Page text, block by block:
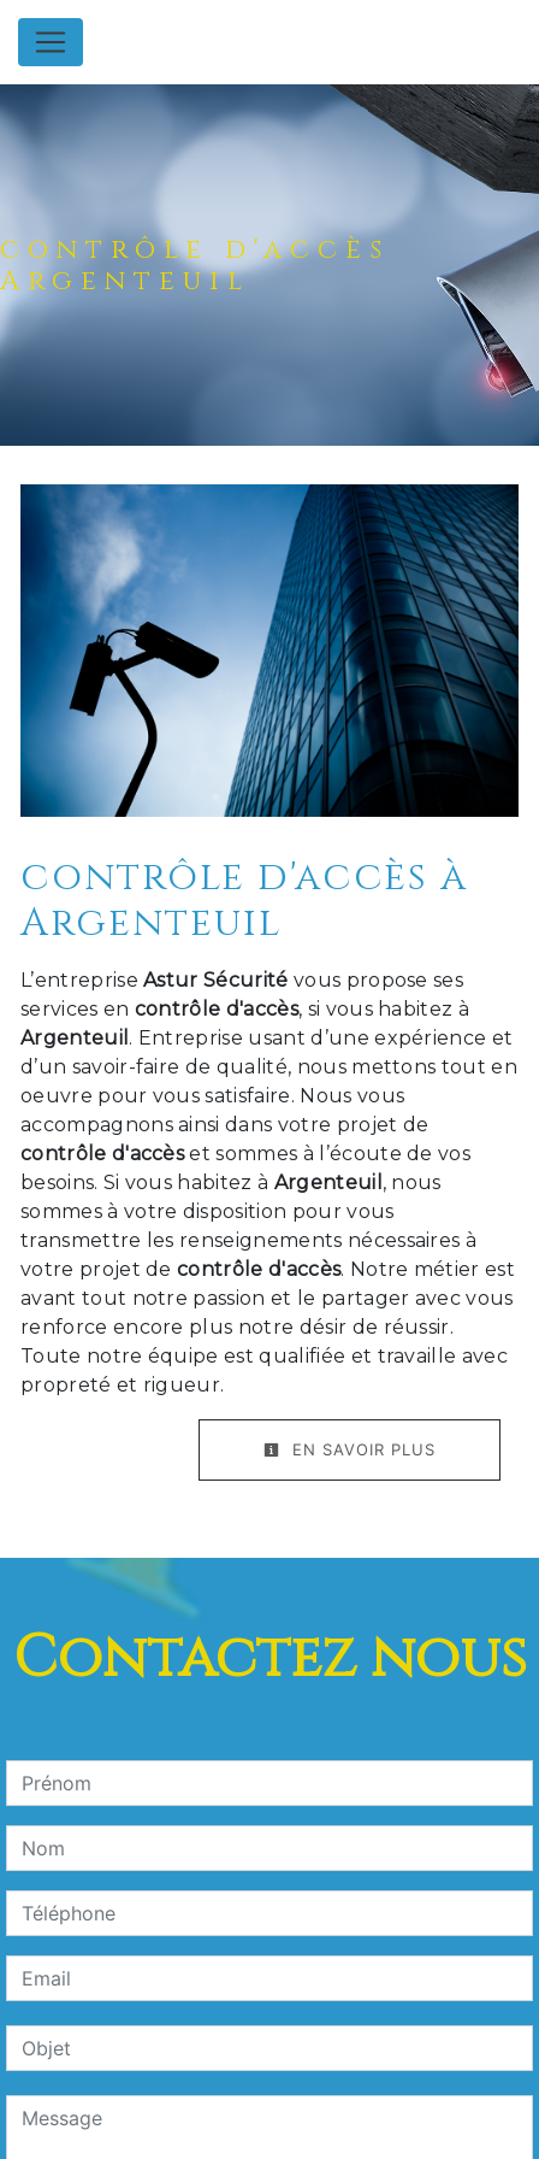
Panneau de gestion des cookies
contrôle d'accès
Argenteuil
contrôle d'accès à
Argenteuil
L’entrepriseAstur Sécurité vous propose ses
services en contrôle d'accès, si vous habitez à
Argenteuil . Entreprise usant d’une expérience et
d’un savoir-faire de qualité, nous mettons tout en
oeuvre pour vous satisfaire. Nous vous
accompagnons ainsi dans votre projet de
contrôle d'accèset sommes à l’écoute de vos
besoins. Si vous habitez à Argenteuil , nous
sommes à votre disposition pour vous
transmettre les renseignements nécessaires à
votre projet decontrôle d'accès. Notre métier est
avant tout notre passion et le partager avec vous
renforce encore plus notre désir de réussir.
Toute notre équipe est qualifiée et travaille avec
propreté et rigueur.
EN SAVOIR PLUS
Contactez nous